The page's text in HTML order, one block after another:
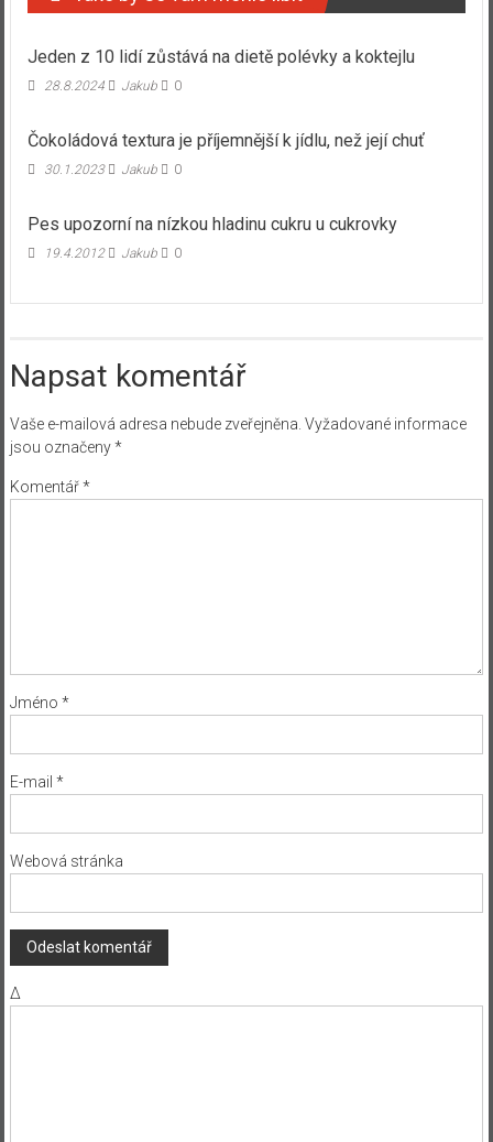
Jeden z 10 lidí zůstává na dietě polévky a koktejlu
28.8.2024 Jakub 0
Čokoládová textura je příjemnější k jídlu, než její chuť
30.1.2023 Jakub 0
Pes upozorní na nízkou hladinu cukru u cukrovky
19.4.2012 Jakub 0
Napsat komentář
Vaše e-mailová adresa nebude zveřejněna. Vyžadované informace
jsou označeny*
Komentář*
Jméno *
E-mail *
Webová stránka
Δ